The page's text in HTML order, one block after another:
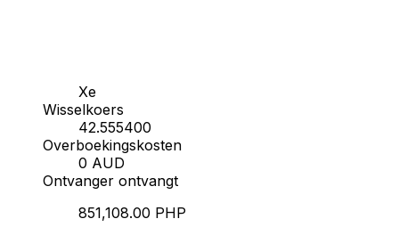
Xe
Wisselkoers
42.555400
Overboekingskosten
0 AUD
Ontvanger ontvangt
851,108.00 PHP